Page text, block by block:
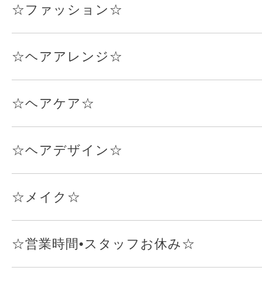
☆ファッション☆
☆ヘアアレンジ☆
☆ヘアケア☆
☆ヘアデザイン☆
☆メイク☆
☆営業時間•スタッフお休み☆